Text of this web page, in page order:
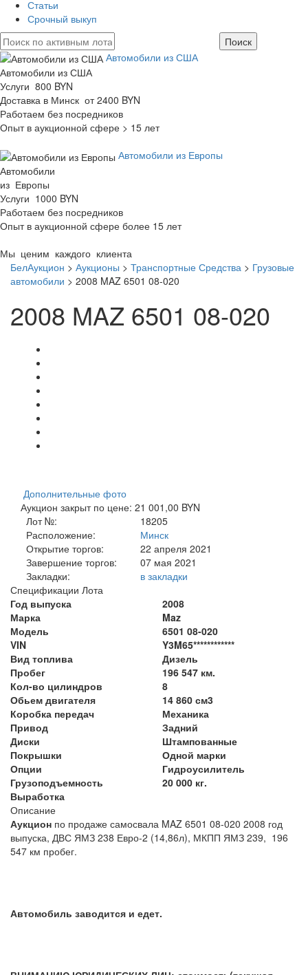
Статьи
Срочный выкуп
Автомобили из США
Автомобили из США
Услуги 800 BYN
Доставка в Минск от 2400 BYN
Работаем без посредников
Опыт в аукционной сфере > 15 лет
Автомобили из Европы
Автомобили
из Европы
Услуги 1000 BYN
Работаем без посредников
Опыт в аукционной сфере более 15 лет
Мы ценим каждого клиента
БелАукцион > Аукционы > Транспортные Средства > Грузовые
автомобили > 2008 MAZ 6501 08-020
2008 MAZ 6501 08-020
Дополнительные фото
Аукцион закрыт по цене: 21 001,00 BYN
Лот №:
18205
Расположение:
Минск
Открытие торгов:
22 апреля 2021
Завершение торгов:
07 мая 2021
Закладки:
в закладки
Спецификации Лота
Год выпуска
2008
Марка
Maz
Модель
6501 08-020
VIN
Y3M65************
Вид топлива
Дизель
Пробег
196 547 км.
Кол-во цилиндров
8
Обьем двигателя
14 860 см3
Коробка передач
Механика
Привод
Задний
Диски
Штампованные
Покрышки
Одной марки
Опции
Гидроусилитель
Грузоподъемность
20 000 кг.
Выработка
Описание
Аукцион по продаже самосвала MAZ 6501 08-020 2008 год
выпуска, ДВС ЯМЗ 238 Евро-2 (14,86л), МКПП ЯМЗ 239, 196
547 км пробег.
Автомобиль заводится и едет.